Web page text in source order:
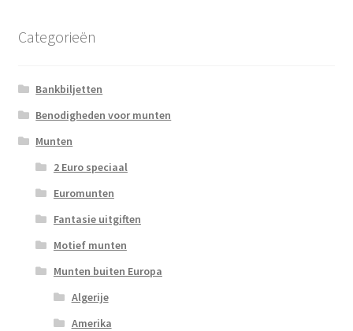
Categorieën
Bankbiljetten
Benodigheden voor munten
Munten
2 Euro speciaal
Euromunten
Fantasie uitgiften
Motief munten
Munten buiten Europa
Algerije
Amerika